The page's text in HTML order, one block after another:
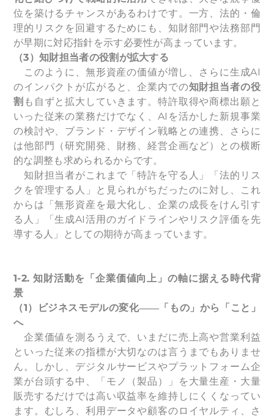
位を築けるチャンスがあるわけです。一方、法的・倫
理的リスクを回避するためにも、知財部門や法務部門
が早期に対応指針を示す必要性が高まっています。
（3）知財担当者の役割が拡大する
このように、無形資産の価値が増し、さらに生成AI
のインパクトが広がると、企業内での知財担当者の役
割 も自ずと拡大していきます。特許取得や商標出願と
いった従来の業務だけでなく、AIを活かした新規事業
の検討や、ブランド・デザイン戦略との連携、さらに
は他部門（研究開発、財務、経営企画など）との横断
的な調整も求められるからです。
知財担当者がこれまで「特許を守る人」「法的リス
クを管理する人」と見られがちだったのに対し、これ
からは「無形資産を最大化し、企業の成長をけん引す
る人」「生成AI活用のガイドラインやリスク評価を先
導する人」としての期待が高まっています。
1-2.知財活動を「企業価値向上」の軸に据える時代背
景
（1）ビジネスモデルの変化――「もの」から「こと」
へ
企業価値を測るうえで、いまだに売上高や営業利益
といった従来の指標が大切なのは言うまでもありませ
ん。しかし、デジタルサービスやプラットフォーム企
業が台頭する中、「モノ（製品）」を大量生産・大量
販売するだけでは高い収益率を維持しにくくなってい
ます。むしろ、利用データや顧客のロイヤルティ、さ